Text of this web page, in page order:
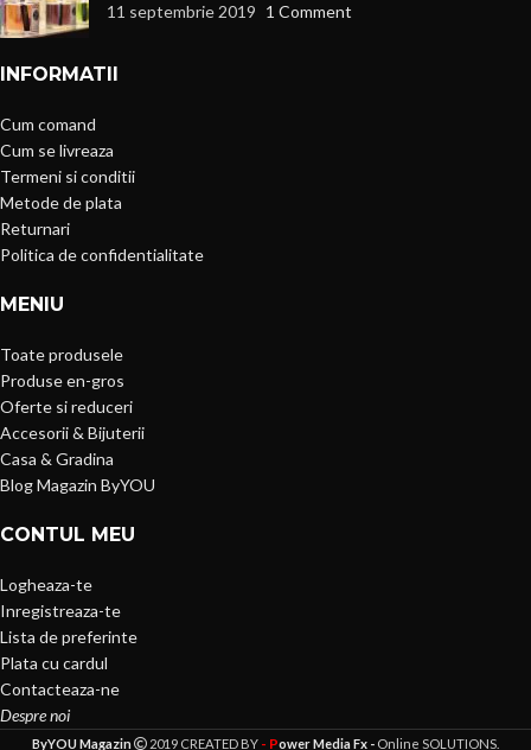
11 septembrie 2019 1 Comment
INFORMATII
Cum comand
Cum se livreaza
Termeni si conditii
Metode de plata
Returnari
Politica de confidentialitate
MENIU
Toate produsele
Produse en-gros
Oferte si reduceri
Accesorii & Bijuterii
Casa & Gradina
Blog Magazin ByYOU
CONTUL MEU
Logheaza-te
Inregistreaza-te
Lista de preferinte
Plata cu cardul
Contacteaza-ne
Despre noi
ByYOU Magazin 2019 CREATED BY - Power Media Fx - Online SOLUTIONS.